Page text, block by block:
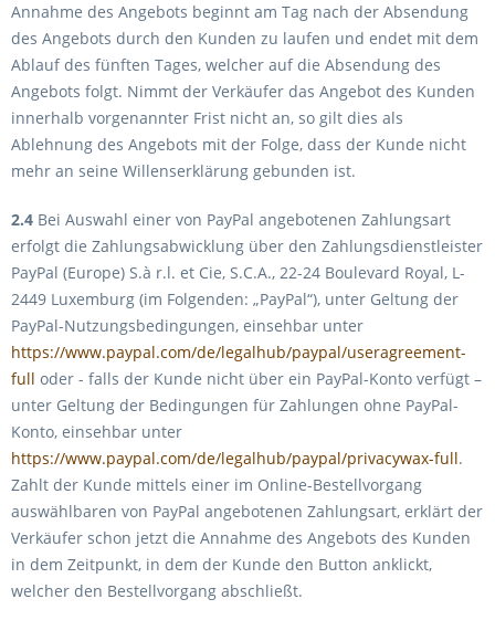
Annahme des Angebots beginnt am Tag nach der Absendung
des Angebots durch den Kunden zu laufen und endet mit dem
Ablauf des fünften Tages, welcher auf die Absendung des
Angebots folgt. Nimmt der Verkäufer das Angebot des Kunden
innerhalb vorgenannter Frist nicht an, so gilt dies als
Ablehnung des Angebots mit der Folge, dass der Kunde nicht
mehr an seine Willenserklärung gebunden ist.
2.4 Bei Auswahl einer von PayPal angebotenen Zahlungsart
erfolgt die Zahlungsabwicklung über den Zahlungsdienstleister
PayPal (Europe) S.à r.l. et Cie, S.C.A., 22-24 Boulevard Royal, L-
2449 Luxemburg (im Folgenden: „PayPal“), unter Geltung der
PayPal-Nutzungsbedingungen, einsehbar unter
https://www.paypal.com/de/legalhub/paypal/useragreement-
full oder - falls der Kunde nicht über ein PayPal-Konto verfügt –
unter Geltung der Bedingungen für Zahlungen ohne PayPal-
Konto, einsehbar unter
https://www.paypal.com/de/legalhub/paypal/privacywax-full.
Zahlt der Kunde mittels einer im Online-Bestellvorgang
auswählbaren von PayPal angebotenen Zahlungsart, erklärt der
Verkäufer schon jetzt die Annahme des Angebots des Kunden
in dem Zeitpunkt, in dem der Kunde den Button anklickt,
welcher den Bestellvorgang abschließt.